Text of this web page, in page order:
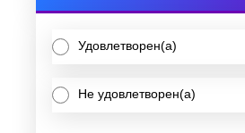
Удовлетворен(а)
Не удовлетворен(а)